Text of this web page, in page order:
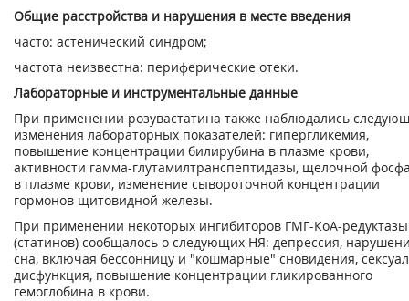
Общие расстройства и нарушения в месте введения
часто: астенический синдром;
частота неизвестна: периферические отеки.
Лабораторные и инструментальные данные
При применении розувастатина также наблюдались
изменения лабораторных показателей: гипергликемия,
повышение концентрации билирубина в плазме крови,
активности гамма-глутамилтранспептидазы, щелочной
в плазме крови, изменение сывороточной концентрации
гормонов щитовидной железы.
При применении некоторых ингибиторов ГМГ-КоА-редуктазы
(статинов) сообщалось о следующих НЯ: депрессия,
сна, включая бессонницу и "кошмарные" сновидения,
дисфункция, повышение концентрации гликированного
гемоглобина в крови.